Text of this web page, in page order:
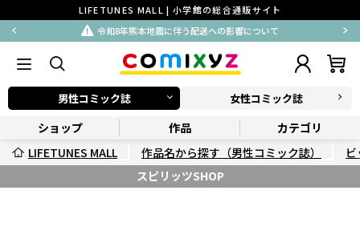
LIFETUNES MALL | 小学館の総合通販サイト
令和8年熊本地震に伴う配送への影響について
男性コミック誌 女性コミック誌
ショップ 作品
カテゴリ
LIFETUNES MALL
作品名から探す（男性コミック誌）
スピリッツSHOP